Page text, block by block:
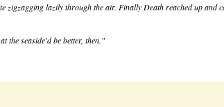
zigzagging lazily through the air. Finally Death reached up and
the seaside'd be better, then."